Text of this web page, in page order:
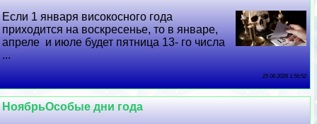
Если 1 января високосного года
приходится на воскресенье, то в январе,
апреле и июле будет пятница 13- го числа
...
25 06 2026 1:56:52
НоябрьОсобые дни года